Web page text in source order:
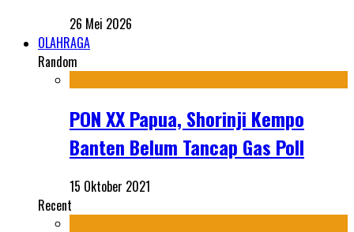
26 Mei 2026
OLAHRAGA
Random
PON XX Papua, Shorinji Kempo
Banten Belum Tancap Gas Poll
15 Oktober 2021
Recent